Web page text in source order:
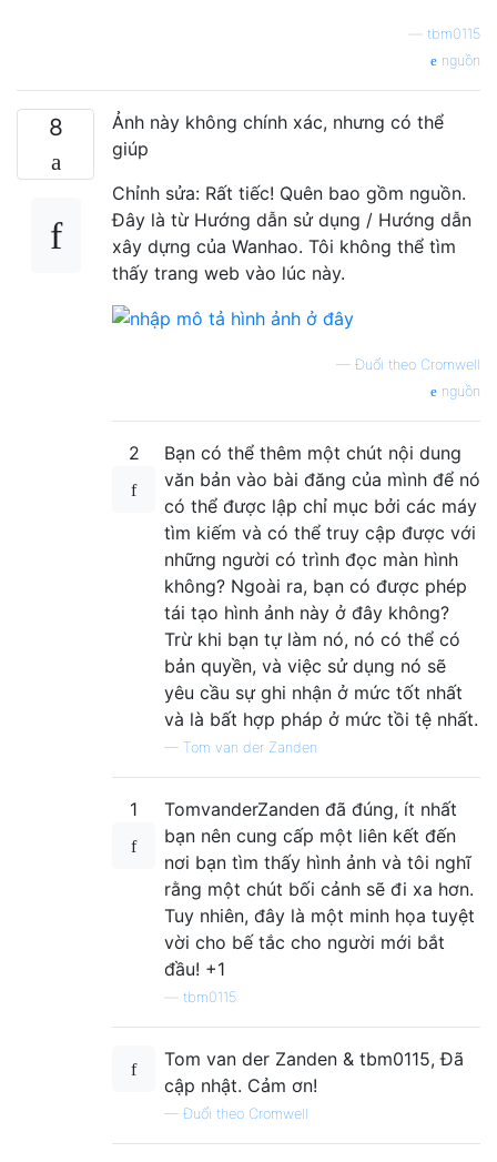
tbm0115
nguồn
8
Ảnh này không chính xác, nhưng có thể
giúp
Chỉnh sửa: Rất tiếc! Quên bao gồm nguồn.
Đây là từ Hướng dẫn sử dụng / Hướng dẫn
xây dựng của Wanhao. Tôi không thể tìm
thấy trang web vào lúc này.
— Đuổi theo Cromwell
nguồn
2
Bạn có thể thêm một chút nội dung
văn bản vào bài đăng của mình để nó
có thể được lập chỉ mục bởi các máy
tìm kiếm và có thể truy cập được với
những người có trình đọc màn hình
không? Ngoài ra, bạn có được phép
tái tạo hình ảnh này ở đây không?
Trừ khi bạn tự làm nó, nó có thể có
bản quyền, và việc sử dụng nó sẽ
yêu cầu sự ghi nhận ở mức tốt nhất
và là bất hợp pháp ở mức tồi tệ nhất.
— Tom van der Zanden
1
TomvanderZanden đã đúng, ít nhất
bạn nên cung cấp một liên kết đến
nơi bạn tìm thấy hình ảnh và tôi nghĩ
rằng một chút bối cảnh sẽ đi xa hơn.
Tuy nhiên, đây là một minh họa tuyệt
vời cho bế tắc cho người mới bắt
đầu! +1
tbm0115
Tom van der Zanden & tbm0115, Đã
cập nhật. Cảm ơn!
— Đuổi theo Cromwell